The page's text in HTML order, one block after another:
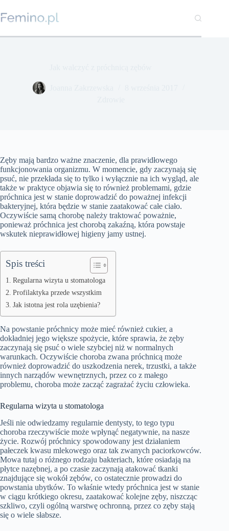
do
treści
Zęby mają bardzo ważne znaczenie, dla prawidłowego
funkcjonowania organizmu. W momencie, gdy zaczynają się
psuć, nie przekłada się to tylko i wyłącznie na ich wygląd, ale
także w praktyce objawia się to również problemami, gdzie
próchnica jest w stanie doprowadzić do poważnej infekcji
bakteryjnej, która będzie w stanie zaatakować całe ciało.
Oczywiście samą chorobę należy traktować poważnie,
ponieważ próchnica jest chorobą zakaźną, która powstaje
wskutek nieprawidłowej higieny jamy ustnej.
Spis treści
Regularna wizyta u stomatologa
Profilaktyka przede wszystkim
Jak istotna jest rola uzębienia?
Na powstanie próchnicy może mieć również cukier, a
dokładniej jego większe spożycie, które sprawia, że zęby
zaczynają się psuć o wiele szybciej niż w normalnych
warunkach. Oczywiście choroba zwana próchnicą może
również doprowadzić do uszkodzenia nerek, trzustki, a także
innych narządów wewnętrznych, przez co z małego
problemu, choroba może zacząć zagrażać życiu człowieka.
Regularna wizyta u stomatologa
Jeśli nie odwiedzamy regularnie dentysty, to tego typu
choroba rzeczywiście może wpłynąć negatywnie, na nasze
życie. Rozwój próchnicy spowodowany jest działaniem
pałeczek kwasu mlekowego oraz tak zwanych paciorkowców.
Mowa tutaj o różnego rodzaju bakteriach, które osiadają na
płytce nazębnej, a po czasie zaczynają atakować tkanki
znajdujące się wokół zębów, co ostatecznie prowadzi do
powstania ubytków. To właśnie wtedy próchnica jest w stanie
w ciągu krótkiego okresu, zaatakować kolejne zęby, niszcząc
szkliwo, czyli ogólną warstwę ochronną, przez co zęby stają
się o wiele słabsze.